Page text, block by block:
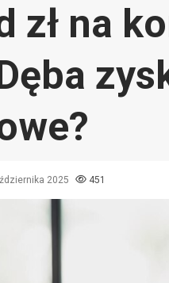
zł na
2025 451